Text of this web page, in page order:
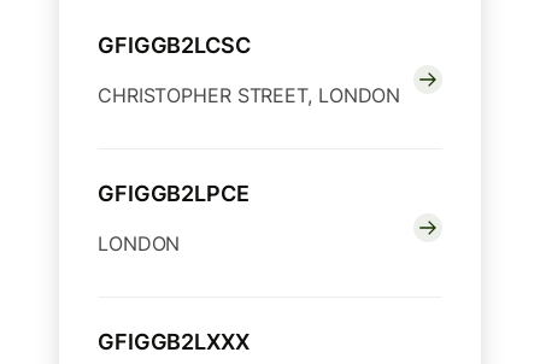
GFIGGB2LCSC
CHRISTOPHER STREET, LONDON
GFIGGB2LPCE
LONDON
GFIGGB2LXXX